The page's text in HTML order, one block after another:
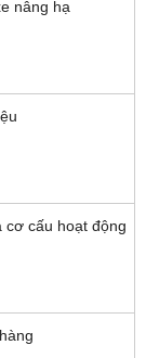
nâng hạ
cơ cấu hoạt động